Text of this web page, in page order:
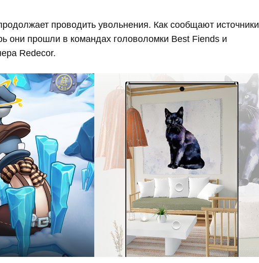
проводить увольнения. Как сообщают источники
они прошли в командах головоломки Best Fiends и
Redecor.